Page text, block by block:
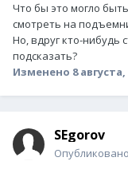
Что бы это могло
смотреть на
Но, вдруг кто-нибудь
подсказать?
Изменено 8 августа,
SEgorov
Опубликовано